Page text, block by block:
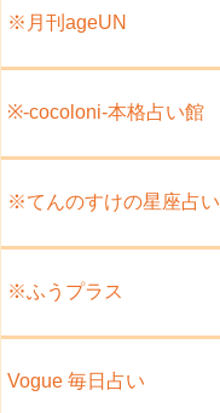
※月刊ageUN
※-cocoloni-本格占い館
※てんのすけの星座占い
※ふうプラス
Vogue 毎日占い